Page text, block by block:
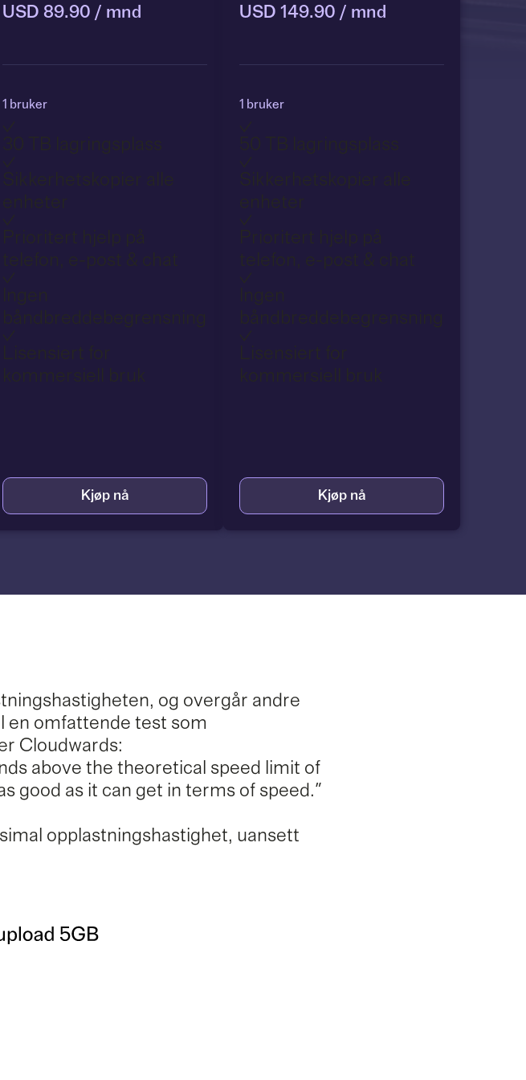
USD 89.90 / mnd
1 bruker
30 TB lagringsplass
Sikkerhetskopier alle
enheter
Prioritert hjelp på
telefon, e-post & chat
Ingen
båndbreddebegrensning
Lisensiert for
kommersiell bruk
Kjøp nå
USD 149.90 / mnd
1 bruker
50 TB lagringsplass
Sikkerhetskopier alle
enheter
Prioritert hjelp på
telefon, e-post & chat
Ingen
båndbreddebegrensning
Lisensiert for
kommersiell bruk
Kjøp nå
og overgår andre
en omfattende test som
Cloudwards:
above the theoretical speed limit of
good as it can get in terms of speed."
opplastningshastighet, uansett